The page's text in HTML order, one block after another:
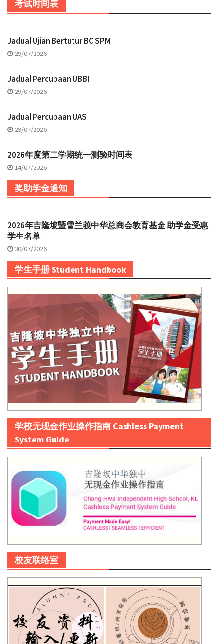
考试时间表
Jadual Ujian Bertutur BC SPM
29/07/2026
Jadual Percubaan UBBI
29/07/2026
Jadual Percubaan UAS
29/07/2026
2026年度第二学期统一测验时间表
14/07/2026
奖助学金通知
2026年吉隆坡暨雪兰莪中华总商会教育基金 助学金受惠
学生名单
30/07/2026
学生手册 Student Handbook
学校无现金作业操作指南 Cashless Payment
System Guide
校友联络室